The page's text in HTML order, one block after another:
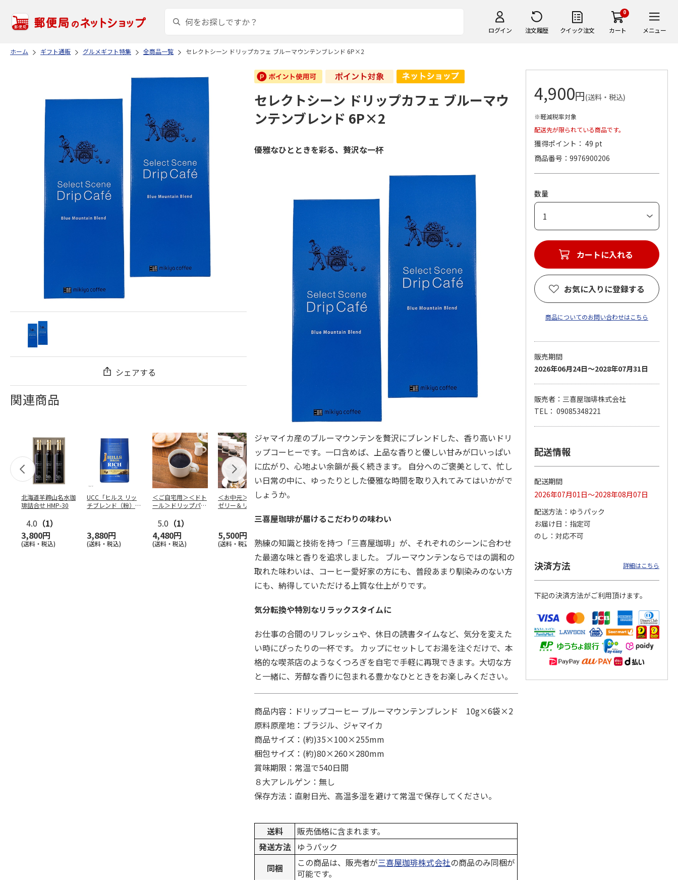
ログイン 注文履歴 クイック注文
0
カート メニュー
ホーム ギフト通販 グルメギフト特集 全商品一覧 セレクトシーン ドリップカフェ ブルーマウンテンブレンド 6P×2
シェアする
関連商品
北海道羊蹄山名水珈
琲詰合せ HMP-30
4.0 （1）
3,800円
(送料・税込)
UCC「ヒルス リッ
チブレンド（粉）」
3,880円
(送料・税込)
＜ご自宅用＞＜ドト
ール＞ドリップパッ
１０…
5.0 （1）
4,480円
(送料・税込)
＜お中元＞コーヒー
ゼリー＆リキッドコ
5,500円
(送料・税込)
＜お中元＞無糖アイ
(送料・税込) (送料・税込) (送料・税込) (送料・税込)
スターバックス オ
ヒーギフトＡ【弔事
用】
4.0 （1）
1,580円
mikiya coffee
セレクトシーン ドリップカフェ ブルーマウ
ンテンブレンド 6P×2
優雅なひとときを彩る、贅沢な一杯
ジャマイカ産のブルーマウンテンを贅沢にブレンドした、香り高いドリ
ップコーヒーです。一口含めば、上品な香りと優しい甘みが口いっぱい
に広がり、心地よい余韻が長く続きます。 自分へのご褒美として、忙し
い日常の中に、ゆったりとした優雅な時間を取り入れてみてはいかがで
しょうか。
三喜屋珈琲が届けるこだわりの味わい
熟練の知識と技術を持つ「三喜屋珈琲」が、それぞれのシーンに合わせ
た最適な味と香りを追求しました。 ブルーマウンテンならではの調和の
取れた味わいは、コーヒー愛好家の方にも、普段あまり馴染みのない方
にも、納得していただける上質な仕上がりです。
気分転換や特別なリラックスタイムに
お仕事の合間のリフレッシュや、休日の読書タイムなど、気分を変えた
い時にぴったりの一杯です。 カップにセットしてお湯を注ぐだけで、本
格的な喫茶店のようなくつろぎを自宅で手軽に再現できます。大切な方
と一緒に、芳醇な香りに包まれる豊かなひとときをお楽しみください。
商品内容：ドリップコーヒー ブルーマウンテンブレンド 10g×6袋×2
原料原産地：ブラジル、ジャマイカ
商品サイズ：(約)35×100×255mm
梱包サイズ：(約)80×260×280mm
賞味期限：常温で540日間
８大アレルゲン：無し
保存方法：直射日光、高温多湿を避けて常温で保存してください。
送料
販売価格に含まれます。
発送方法 ゆうパック
同梱
この商品は、販売者が三喜屋珈琲株式会社の商品のみ同梱が
可能です。
4,900円(送料・税込)
※軽減税率対象
配送先が限られている商品です。
獲得ポイント： 49 pt
商品番号
9976900206
数量
カートに入れる
お気に入りに登録する
商品についてのお問い合わせはこちら
販売期間
2026年06月24日～2028年07月31日
販売者：三喜屋珈琲株式会社
TEL： 09085348221
配送情報
配送期間
2026年07月01日～2028年08月07日
配送方法
ゆうパック
お届け日
指定可
のし
対応不可
決済方法 詳細はこちら
下記の決済方法がご利用頂けます。